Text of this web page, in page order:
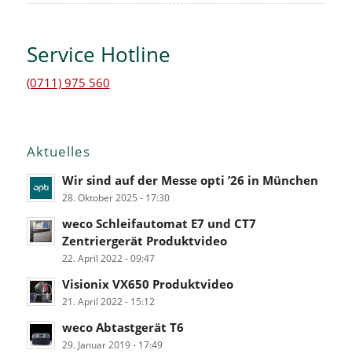
Service Hotline
(0711) 975 560
Aktuelles
Wir sind auf der Messe opti ’26 in München
28. Oktober 2025 - 17:30
weco Schleifautomat E7 und CT7
Zentriergerät Produktvideo
22. April 2022 - 09:47
Visionix VX650 Produktvideo
21. April 2022 - 15:12
weco Abtastgerät T6
29. Januar 2019 - 17:49